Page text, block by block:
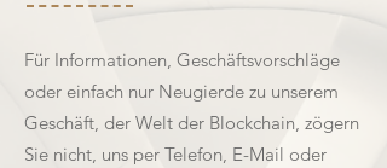
Für Informationen, Geschäftsvorschläge
oder einfach nur Neugierde zu unserem
Geschäft, der Welt der Blockchain, zögern
Sie nicht, uns per Telefon, E-Mail oder